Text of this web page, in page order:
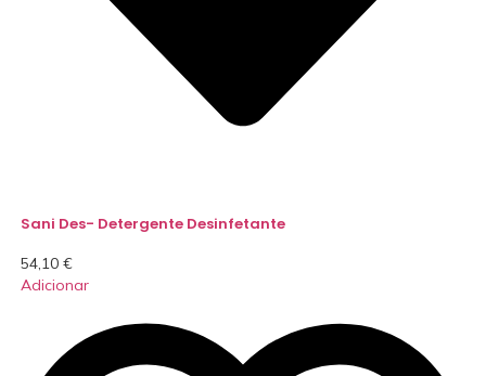
Sani Des- Detergente Desinfetante
54,10 €
Adicionar